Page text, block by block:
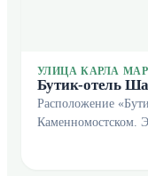
УЛИЦА КАРЛА
Бутик-отель
Расположение
Каменномостском.
центра города.